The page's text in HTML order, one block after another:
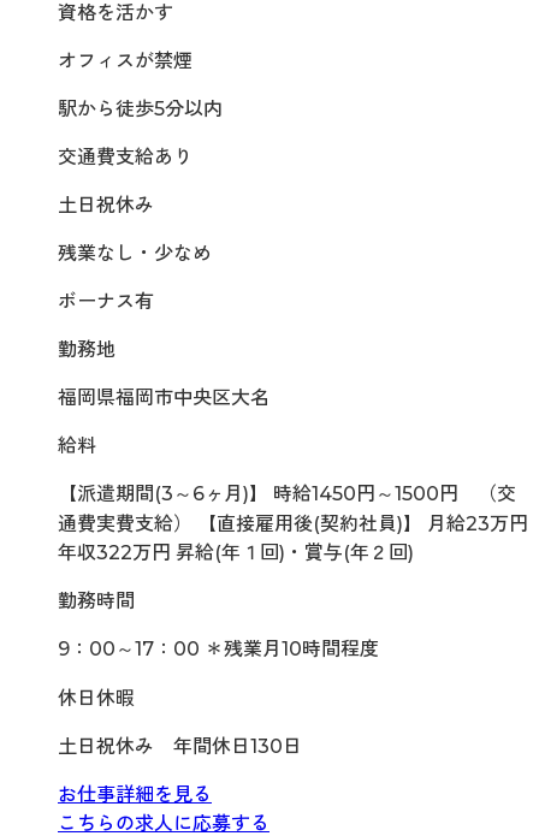
資格を活かす
オフィスが禁煙
駅から徒歩5分以内
交通費支給あり
土日祝休み
残業なし・少なめ
ボーナス有
勤務地
福岡県福岡市中央区大名
給料
【派遣期間(3～6ヶ月)】 時給1450円～1500円 （交
通費実費支給） 【直接雇用後(契約社員)】 月給23万円
年収322万円 昇給(年１回)・賞与(年２回)
勤務時間
9：00～17：00 ＊残業月10時間程度
休日休暇
土日祝休み 年間休日130日
お仕事詳細を見る
こちらの求人に応募する